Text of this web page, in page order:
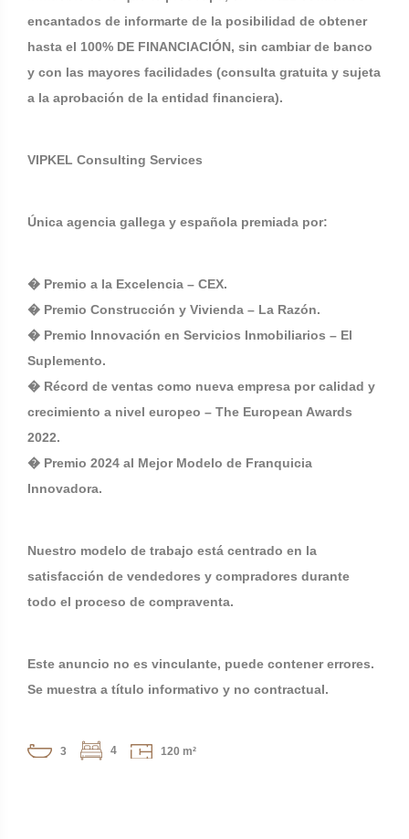
encantados de informarte de la posibilidad de obtener
hasta el 100% DE FINANCIACIÓN, sin cambiar de banco
y con las mayores facilidades (consulta gratuita y sujeta
a la aprobación de la entidad financiera).
VIPKEL Consulting Services
Única agencia gallega y española premiada por:
� Premio a la Excelencia – CEX.
� Premio Construcción y Vivienda – La Razón.
� Premio Innovación en Servicios Inmobiliarios – El
Suplemento.
� Récord de ventas como nueva empresa por calidad y
crecimiento a nivel europeo – The European Awards
2022.
� Premio 2024 al Mejor Modelo de Franquicia
Innovadora.
Nuestro modelo de trabajo está centrado en la
satisfacción de vendedores y compradores durante
todo el proceso de compraventa.
Este anuncio no es vinculante, puede contener errores.
Se muestra a título informativo y no contractual.
3 4 120 m²